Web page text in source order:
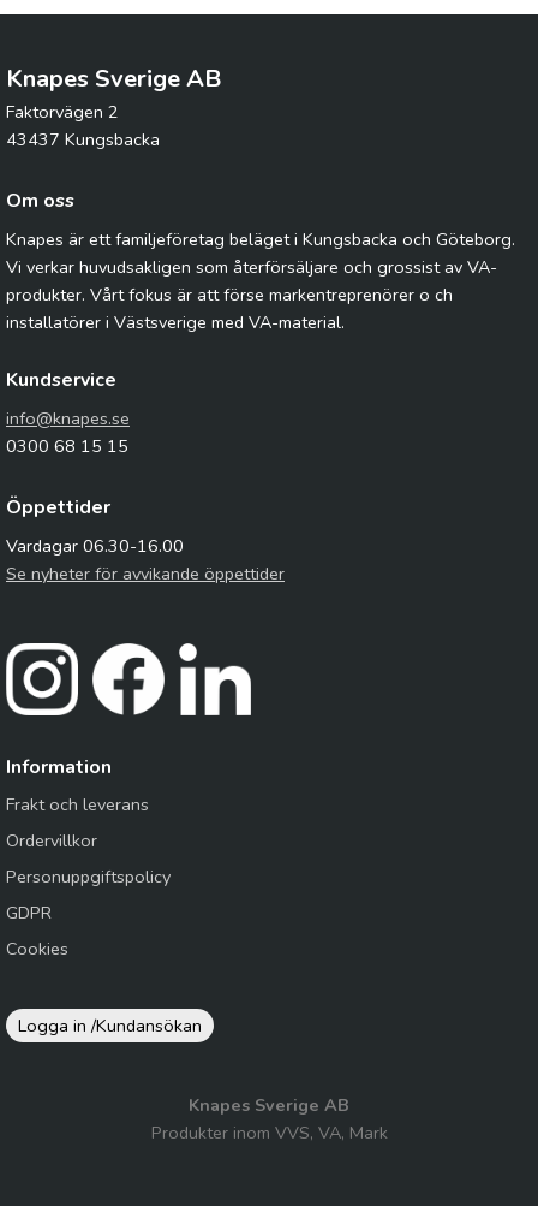
Knapes Sverige AB
Faktorvägen 2
43437 Kungsbacka
Om oss
Knapes är ett familjeföretag beläget i Kungsbacka och Göteborg.
Vi verkar huvudsakligen som återförsäljare och grossist av VA-
produkter. Vårt fokus är att förse markentreprenörer o ch
installatörer i Västsverige med VA-material.
Kundservice
info@knapes.se
0300 68 15 15
Öppettider
Vardagar 06.30-16.00
Se nyheter för avvikande öppettider
Information
Frakt och leverans
Ordervillkor
Personuppgiftspolicy
GDPR
Cookies
Logga in /Kundansökan
Knapes Sverige AB
Produkter inom VVS, VA, Mark